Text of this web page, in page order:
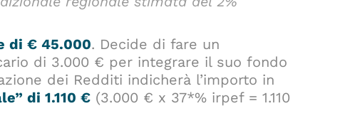
di € 45.000. Decide di fare un
di 3.000 € per integrare il suo fondo
dei Redditi indicherà l’importo in
di 1.110 € (3.000 € x 37*% irpef = 1.110